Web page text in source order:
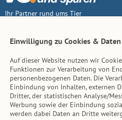
Ihr Partner rund ums Tier
Inhalt
Tierarzt-Suche
Hinweise
Einwilligung zu Cookies & Daten
Auf dieser Website nutzen wir
Funktionen zur Verarbeitung von
personenbezogenen Daten. Die
Einbindung von Inhalten, externen
Dritter, der statistischen Analyse/
Werbung sowie der Einbindung
werden dabei Daten an Dritte